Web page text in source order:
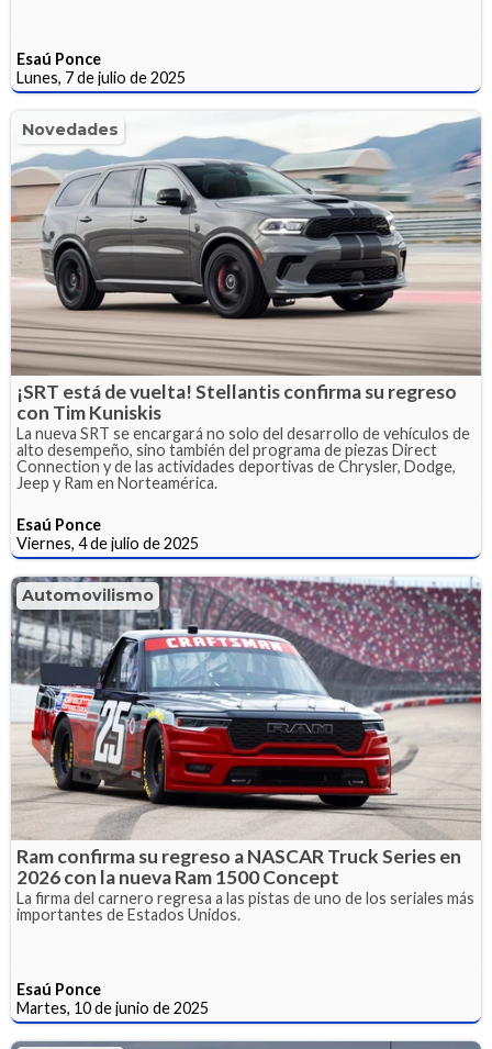
Esaú Ponce
Lunes, 7 de julio de 2025
Novedades
¡SRT está de vuelta! Stellantis confirma su regreso
con Tim Kuniskis
La nueva SRT se encargará no solo del desarrollo de vehículos de
alto desempeño, sino también del programa de piezas Direct
Connection y de las actividades deportivas de Chrysler, Dodge,
Jeep y Ram en Norteamérica.
Esaú Ponce
Viernes, 4 de julio de 2025
Automovilismo
Ram confirma su regreso a NASCAR Truck Series en
2026 con la nueva Ram 1500 Concept
La firma del carnero regresa a las pistas de uno de los seriales más
importantes de Estados Unidos.
Esaú Ponce
Martes, 10 de junio de 2025